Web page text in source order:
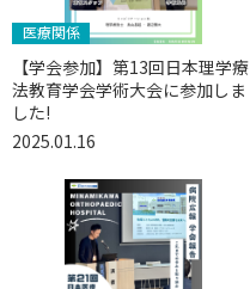
医療関係
【学会参加】第13回日本理学療
法教育学会学術大会に参加しま
した!
2025.01.16